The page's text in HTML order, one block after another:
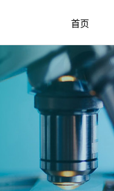
首页